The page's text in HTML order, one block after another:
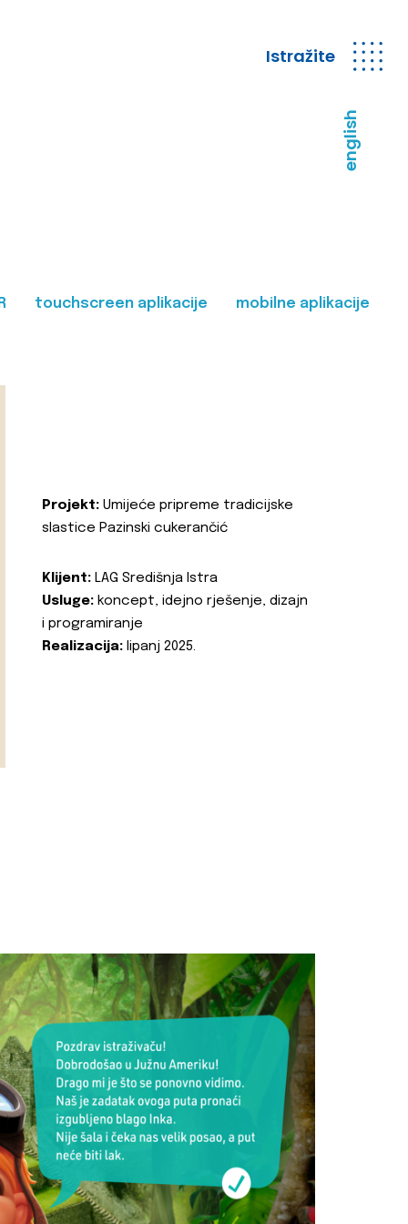
Istražite
english
touchscreen aplikacije mobilne aplikacije
Projekt: Umijeće pripreme tradicijske
slastice Pazinski cukerančić
Klijent: LAG Središnja Istra
Usluge: koncept, idejno rješenje, dizajn
i programiranje
Realizacija: lipanj 2025.